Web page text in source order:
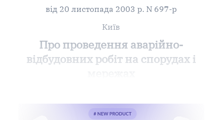
від 20 листопада 2003 р. N 697-р
Київ
Про проведення аварійно-
відбудовних робіт на спорудах і